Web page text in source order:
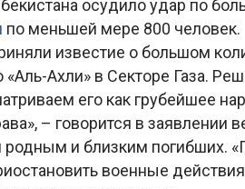
осудило удар по
по меньшей мере 800 человек.
известие о большом
«Аль-Ахли» в Секторе Газа.
его как грубейшее
– говорится в заявлении
и близким погибших.
военные действия